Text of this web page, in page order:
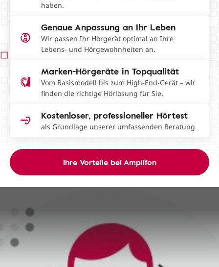
haben.
Genaue Anpassung an Ihr Leben
Wir passen Ihr Hörgerät optimal an Ihre
Lebens- und Hörgewohnheiten an.
Marken-Hörgeräte in Topqualität
Vom Basismodell bis zum High-End-Gerät – wir
finden die richtige Hörlösung für Sie.
Kostenloser, professioneller Hörtest
als Grundlage unserer umfassenden Beratung
Ihre Vorteile bei Amplifon